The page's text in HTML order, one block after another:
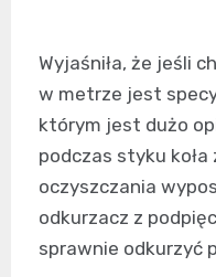
Wyjaśniła, że jeśli
w metrze jest
którym jest dużo
podczas styku koła
oczyszczania
odkurzacz z
sprawnie odkurzyć